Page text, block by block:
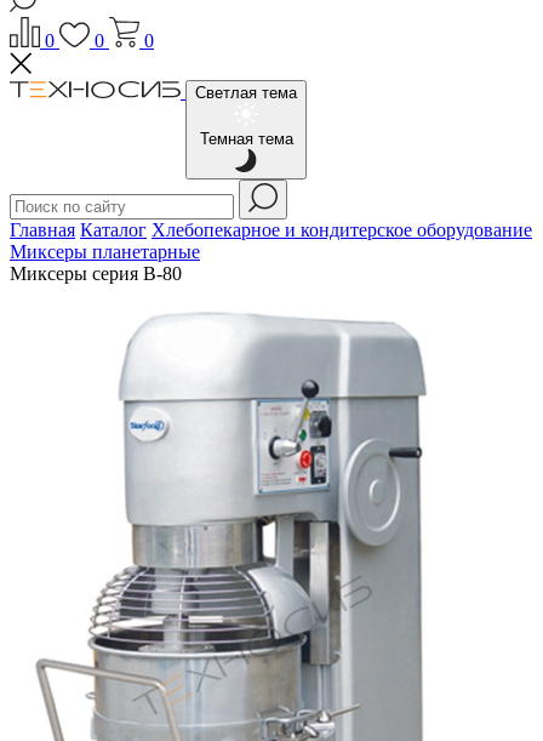
0 0 0
Светлая тема
Темная тема
Главная Каталог Хлебопекарное и кондитерское оборудование
Миксеры планетарные
Миксеры серия B-80